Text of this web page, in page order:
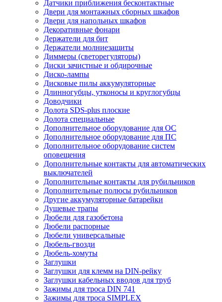
Датчики приближения бесконтактные
Двери для монтажных сборных шкафов
Двери для напольных шкафов
Декоративные фонари
Держатели для бит
Держатели молниезащиты
Диммеры (светорегуляторы)
Диски зачистные и обдирочные
Диско-лампы
Дисковые пилы аккумуляторные
Длинногубцы, утконосы и круглогубцы
Доводчики
Долота SDS-plus плоские
Долота специальные
Дополнительное оборудование для ОС
Дополнительное оборудование для ПС
Дополнительное оборудование систем
оповещения
Дополнительные контакты для автоматических
выключателей
Дополнительные контакты для рубильников
Дополнительные полюсы рубильников
Другие аккумуляторные батарейки
Душевые трапы
Дюбели для газобетона
Дюбели распорные
Дюбели универсальные
Дюбель-гвозди
Дюбель-хомуты
Заглушки
Заглушки для клемм на DIN-рейку
Заглушки кабельных вводов для труб
Зажимы для троса DIN 741
Зажимы для троса SIMPLEX